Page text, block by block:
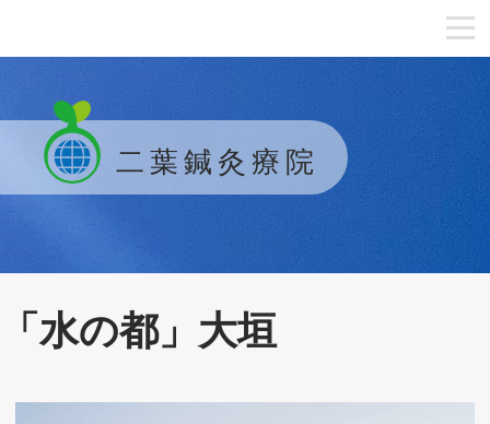
二葉鍼灸療院
「水の都」大垣